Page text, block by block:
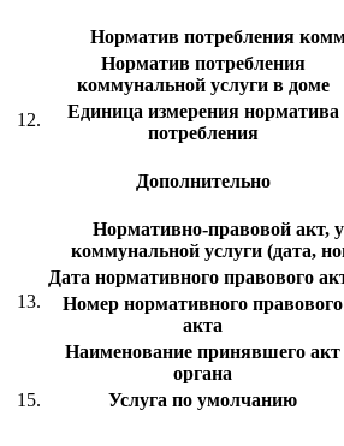
12.
Норматив потребления
Норматив потребления
коммунальной услуги в доме
Единица измерения норматива
потребления
Дополнительно
13.
Нормативно-правовой акт,
коммунальной услуги (дата,
Дата нормативного правового
Номер нормативного правового
акта
Наименование принявшего акт
органа
15.
Услуга по умолчанию